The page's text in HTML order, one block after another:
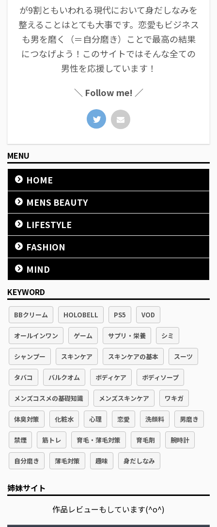
が9割ともいわれる現代において身だしなみを
整えることはとても大事です。恋愛もビジネス
も男を磨く（＝自分磨き）ことで最高の結果
につなげよう！このサイトではそんな全ての
男性を応援しています！
＼ Follow me! ／
MENU
HOME
MENS BEAUTY
LIFESTYLE
FASHION
MIND
KEYWORD
BBクリーム HOLOBELL PS5 VOD
オールインワン ゲーム サプリ・栄養 シミ
シャンプー スキンケア スキンケアの基本 スーツ
タバコ バルクオム ボディケア ボディソープ
メンズコスメの基礎知識 メンズスキンケア ワキガ
体臭対策 化粧水 心理 恋愛 洗顔料 男磨き
禁煙 筋トレ 育毛・薄毛対策 育毛剤 腕時計
自分磨き 薄毛対策 趣味 身だしなみ
姉妹サイト
作品レビューもしています(^o^)